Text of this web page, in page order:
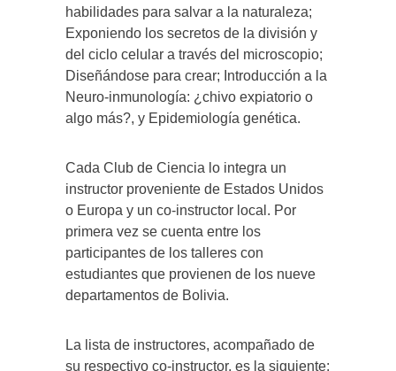
habilidades para salvar a la naturaleza;
Exponiendo los secretos de la división y
del ciclo celular a través del microscopio;
Diseñándose para crear; Introducción a la
Neuro-inmunología: ¿chivo expiatorio o
algo más?, y Epidemiología genética.
Cada Club de Ciencia lo integra un
instructor proveniente de Estados Unidos
o Europa y un co-instructor local. Por
primera vez se cuenta entre los
participantes de los talleres con
estudiantes que provienen de los nueve
departamentos de Bolivia.
La lista de instructores, acompañado de
su respectivo co-instructor, es la siguiente: